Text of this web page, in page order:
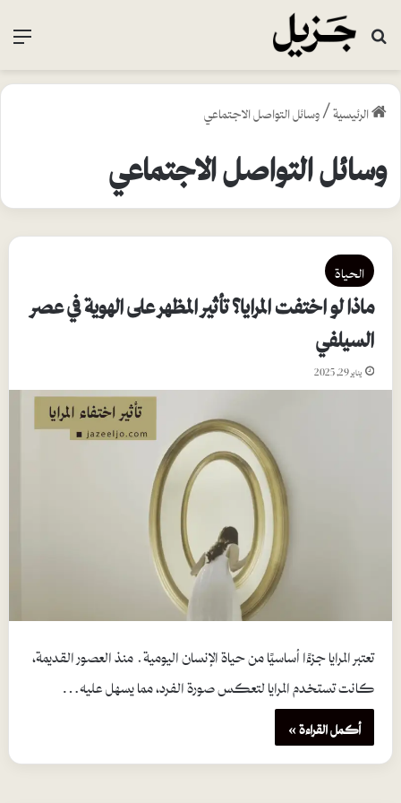
بحث عن
الرئيسية/وسائل التواصل الاجتماعي
وسائل التواصل الاجتماعي
الحياة
ماذا لو اختفت المرايا؟ تأثير المظهر على الهوية في عصر
السيلفي
يناير 29, 2025
تعتبر المرايا جزءًا أساسيًا من حياة الإنسان اليومية. منذ العصور القديمة،
كانت تستخدم المرايا لتعكس صورة الفرد، مما يسهل عليه…
أكمل القراءة »